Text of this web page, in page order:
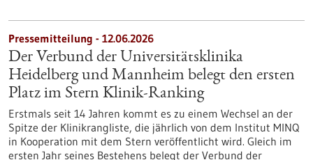
Pressemitteilung - 12.06.2026
Der Verbund der Universitätsklinika
Heidelberg und Mannheim belegt den ersten
Platz im Stern Klinik-Ranking
Erstmals seit 14 Jahren kommt es zu einem Wechsel an der
Spitze der Klinikrangliste, die jährlich von dem Institut MINQ
in Kooperation mit dem Stern veröffentlicht wird. Gleich im
ersten Jahr seines Bestehens belegt der Verbund der